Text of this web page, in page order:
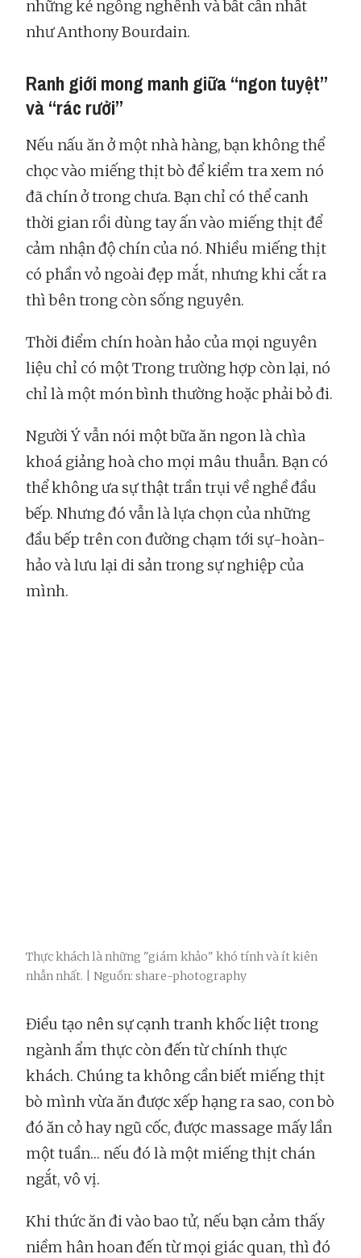
những kẻ ngông nghênh và bất cần nhất
như Anthony Bourdain.
Ranh giới mong manh giữa “ngon tuyệt”
và “rác rưởi”
Nếu nấu ăn ở một nhà hàng, bạn không thể
chọc vào miếng thịt bò để kiểm tra xem nó
đã chín ở trong chưa. Bạn chỉ có thể canh
thời gian rồi dùng tay ấn vào miếng thịt để
cảm nhận độ chín của nó. Nhiều miếng thịt
có phần vỏ ngoài đẹp mắt, nhưng khi cắt ra
thì bên trong còn sống nguyên.
Thời điểm chín hoàn hảo của mọi nguyên
liệu chỉ có một Trong trường hợp còn lại, nó
chỉ là một món bình thường hoặc phải bỏ đi.
Người Ý vẫn nói một bữa ăn ngon là chìa
khoá giảng hoà cho mọi mâu thuẫn. Bạn có
thể không ưa sự thật trần trụi về nghề đầu
bếp. Nhưng đó vẫn là lựa chọn của những
đầu bếp trên con đường chạm tới sự-hoàn-
hảo và lưu lại di sản trong sự nghiệp của
mình.
Thực khách là những "giám khảo" khó tính và ít kiên
nhẫn nhất. | Nguồn: share-photography
Điều tạo nên sự cạnh tranh khốc liệt trong
ngành ẩm thực còn đến từ chính thực
khách. Chúng ta không cần biết miếng thịt
bò mình vừa ăn được xếp hạng ra sao, con bò
đó ăn cỏ hay ngũ cốc, được massage mấy lần
một tuần… nếu đó là một miếng thịt chán
ngắt, vô vị.
Khi thức ăn đi vào bao tử, nếu bạn cảm thấy
niềm hân hoan đến từ mọi giác quan, thì đó